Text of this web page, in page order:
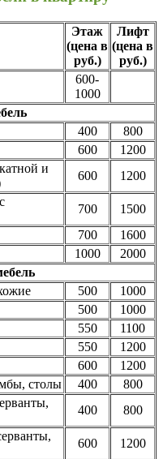
Этаж
(цена в
руб.)
Лифт
(цена в
руб.)
600-
1000
400
800
600
1200
и
600
1200
700
1500
700
1600
1000
2000
500
1000
500
1000
550
1100
550
1200
600
1200
столы
400
800
400
800
600
1200